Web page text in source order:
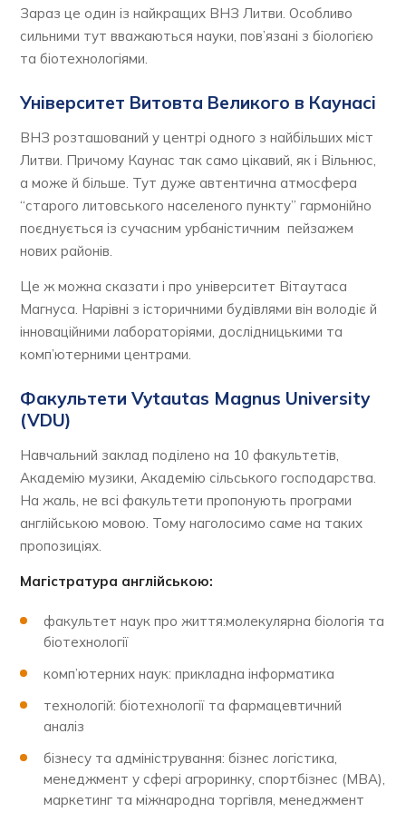
Зараз це один із найкращих ВНЗ Литви. Особливо
сильними тут вважаються науки, пов’язані з біологією
та біотехнологіями.
Університет Витовта Великого в Каунасі
ВНЗ розташований у центрі одного з найбільших міст
Литви. Причому Каунас так само цікавий, як і Вільнюс,
а може й більше. Тут дуже автентична атмосфера
“старого литовського населеного пункту” гармонійно
поєднується із сучасним урбаністичним пейзажем
нових районів.
Це ж можна сказати і про університет Вітаутаса
Магнуса. Нарівні з історичними будівлями він володіє й
інноваційними лабораторіями, дослідницькими та
комп’ютерними центрами.
Факультети Vytautas Magnus University
(VDU)
Навчальний заклад поділено на 10 факультетів,
Академію музики, Академію сільського господарства.
На жаль, не всі факультети пропонують програми
англійською мовою. Тому наголосимо саме на таких
пропозиціях.
Магістратура англійською:
факультет наук про життя:молекулярна біологія та
біотехнології
комп’ютерних наук: прикладна інформатика
технологій: біотехнології та фармацевтичний
аналіз
бізнесу та адміністрування: бізнес логістика,
менеджмент у сфері агроринку, спортбізнес (МВА),
маркетинг та міжнародна торгівля, менеджмент